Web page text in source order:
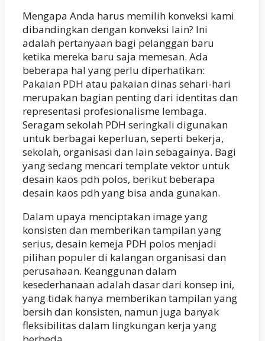
Mengapa Anda harus memilih konveksi kami
dibandingkan dengan konveksi lain? Ini
adalah pertanyaan bagi pelanggan baru
ketika mereka baru saja memesan. Ada
beberapa hal yang perlu diperhatikan:
Pakaian PDH atau pakaian dinas sehari-hari
merupakan bagian penting dari identitas dan
representasi profesionalisme lembaga.
Seragam sekolah PDH seringkali digunakan
untuk berbagai keperluan, seperti bekerja,
sekolah, organisasi dan lain sebagainya. Bagi
yang sedang mencari template vektor untuk
desain kaos pdh polos, berikut beberapa
desain kaos pdh yang bisa anda gunakan.
Dalam upaya menciptakan image yang
konsisten dan memberikan tampilan yang
serius, desain kemeja PDH polos menjadi
pilihan populer di kalangan organisasi dan
perusahaan. Keanggunan dalam
kesederhanaan adalah dasar dari konsep ini,
yang tidak hanya memberikan tampilan yang
bersih dan konsisten, namun juga banyak
fleksibilitas dalam lingkungan kerja yang